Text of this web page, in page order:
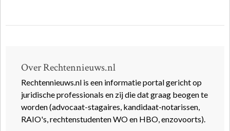
Over Rechtennieuws.nl
Rechtennieuws.nl is een informatie portal gericht op
juridische professionals en zij die dat graag beogen te
worden (advocaat-stagaires, kandidaat-notarissen,
RAIO's, rechtenstudenten WO en HBO, enzovoorts).